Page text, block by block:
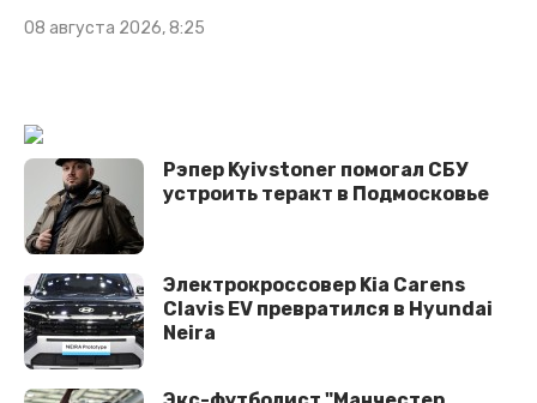
08 августа 2026, 8:25
Рэпер Kyivstoner помогал СБУ
устроить теракт в Подмосковье
Электрокроссовер Kia Carens
Clavis EV превратился в Hyundai
Neira